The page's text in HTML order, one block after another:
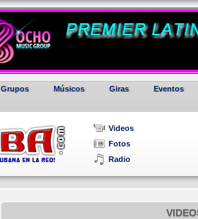
Grupos Músicos Giras Eventos
Videos
Fotos
Radio